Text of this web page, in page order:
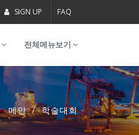
SIGN UP FAQ
전체메뉴보기
메인 학술대회